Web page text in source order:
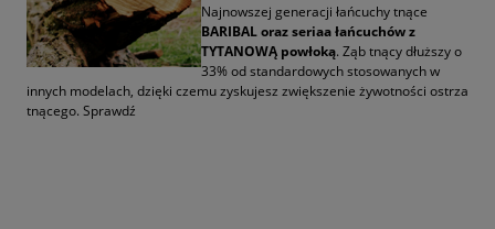
Najnowszej generacji łańcuchy tnące
BARIBAL oraz seriaa łańcuchów z
TYTANOWĄ powłoką. Ząb tnący dłuższy o
33% od standardowych stosowanych w
innych modelach, dzięki czemu zyskujesz zwiększenie żywotności ostrza
tnącego. Sprawdź